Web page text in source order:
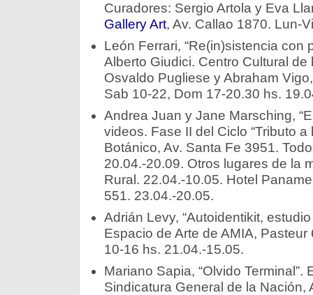
Curadores: Sergio Artola y Eva
Gallery Art, Av. Callao 1870. Lun-
León Ferrari, “Re(in)sistencia con
Alberto Giudici. Centro Cultural
Osvaldo Pugliese y Abraham
Sab 10-22, Dom 17-20.30 hs.
Andrea Juan y Jane Marsching,
videos. Fase II del Ciclo “Tributo a
Botánico, Av. Santa Fe 3951.
20.04.-20.09. Otros lugares de la
Rural. 22.04.-10.05. Hotel
551. 23.04.-20.05.
Adrián Levy, “Autoidentikit,
Espacio de Arte de AMIA,
10-16 hs. 21.04.-15.05.
Mariano Sapia, “Olvido Terminal”.
Sindicatura General de la Nación,